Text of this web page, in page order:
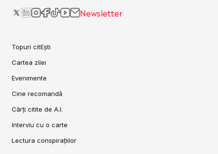
Newsletter
Topuri citEști
Cartea zilei
Evenimente
Cine recomandă
Cărți citite de A.I.
Interviu cu o carte
Lectura conspirațiilor